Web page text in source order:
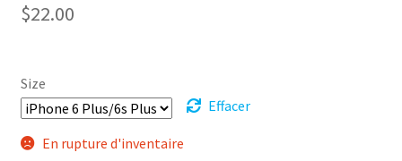
$22.00
Size
Effacer
En rupture d'inventaire